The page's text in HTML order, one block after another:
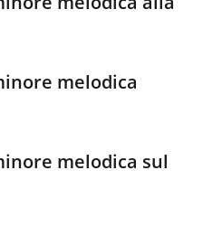
melodica
melodica sul